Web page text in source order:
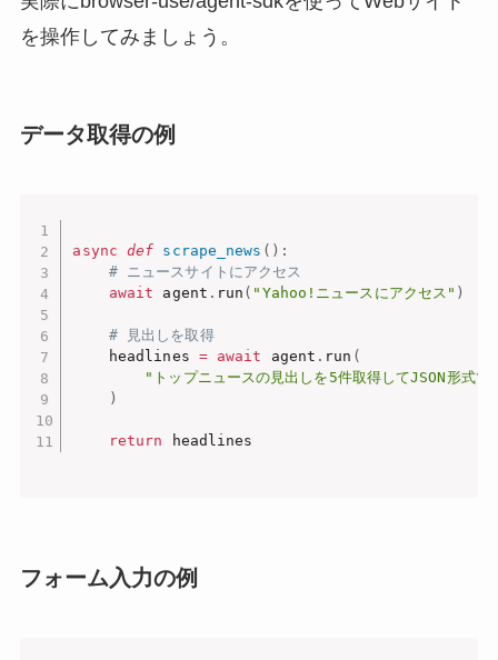
を操作してみましょう。
データ取得の例
async def scrape_news ( ) :
# ニュースサイトにアクセス
await agent . run ( "Yahoo!ニュースにアクセス" )
# 見出しを取得
    headlines
= await agent . run (
"トップニュースの見出しを5件取得してJSON形式で
)
return
フォーム入力の例